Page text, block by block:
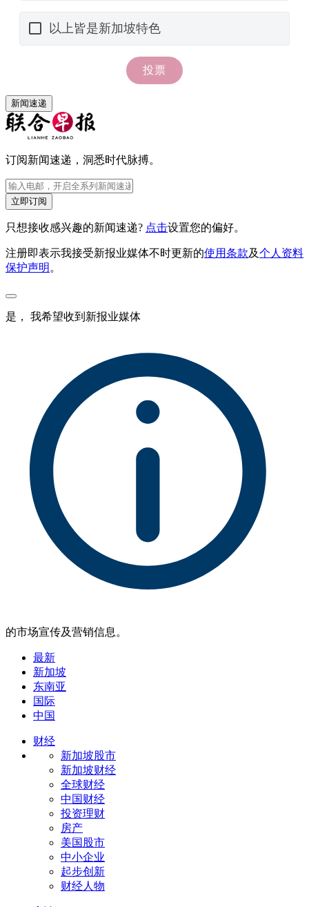
新闻速递
订阅新闻速递，洞悉时代脉搏。
立即订阅
只想接收感兴趣的新闻速递? 点击设置您的偏好。
注册即表示我接受新报业媒体不时更新的使用条款及个人资料
保护声明 。
是， 我希望收到新报业媒体
的市场宣传及营销信息。
最新
新加坡
东南亚
国际
中国
财经
新加坡股市
新加坡财经
全球财经
中国财经
投资理财
房产
美国股市
中小企业
起步创新
财经人物